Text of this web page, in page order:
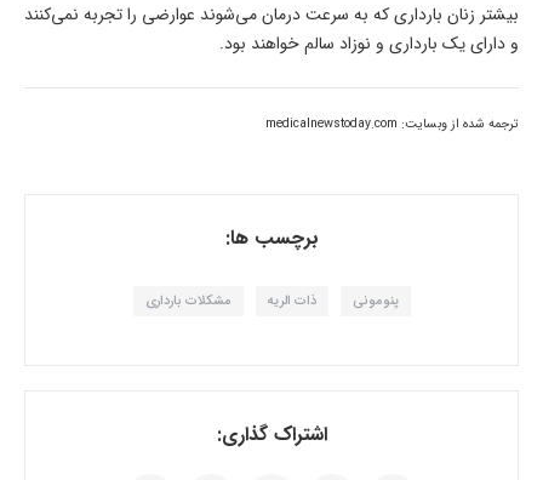
بیشتر زنان بارداری که به سرعت درمان می‌شوند عوارضی را تجربه نمی‌کنند
و دارای یک بارداری و نوزاد سالم خواهند بود.
ترجمه شده از وبسایت: medicalnewstoday.com
برچسب ها:
پنومونی ذات الریه مشکلات بارداری
اشتراک گذاری: